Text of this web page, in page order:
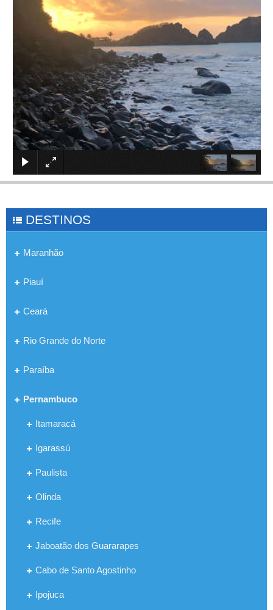
×
DESTINOS
Maranhão
Piauí
Ceará
Rio Grande do Norte
Paraíba
Pernambuco
Itamaracá
Igarassú
Paulista
Olinda
Recife
Jaboatão dos Guararapes
Cabo de Santo Agostinho
Ipojuca